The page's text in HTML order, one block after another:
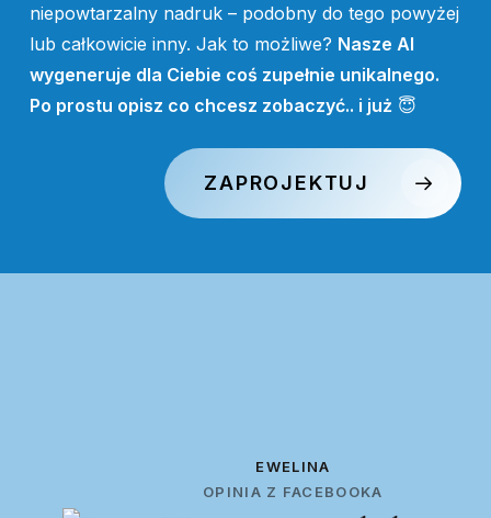
niepowtarzalny nadruk – podobny do tego powyżej
lub całkowicie inny. Jak to możliwe? Nasze AI
wygeneruje dla Ciebie coś zupełnie unikalnego.
Po prostu opisz co chcesz zobaczyć.. i już 😇
ZAPROJEKTUJ
EWELINA
OPINIA Z FACEBOOKA